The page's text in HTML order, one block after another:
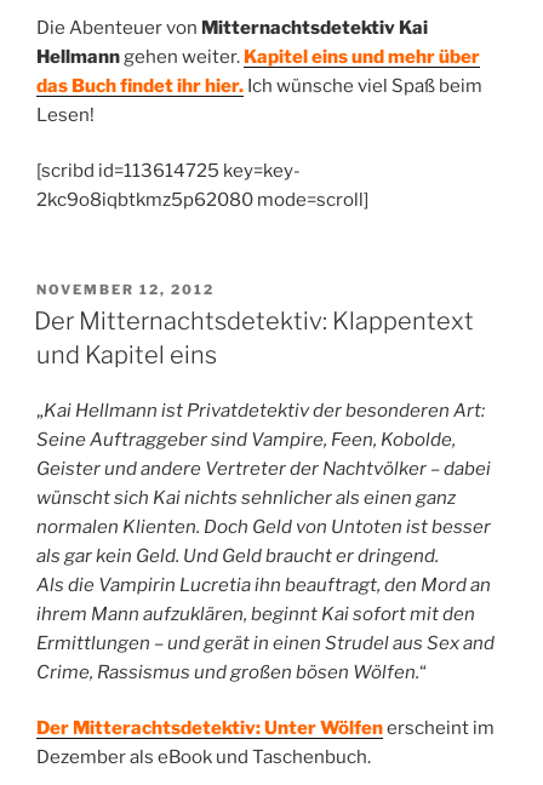
Die Abenteuer von Mitternachtsdetektiv Kai
Hellmanngehen weiter. Kapitel eins und mehr über
das Buch findet ihr hier. Ich wünsche viel Spaß beim
Lesen!
[scribd id=113614725 key=key-
2kc9o8iqbtkmz5p62080 mode=scroll]
VERÖFFENTLICHT
AM
NOVEMBER 12, 2012
Der Mitternachtsdetektiv: Klappentext
und Kapitel eins
„Kai Hellmann ist Privatdetektiv der besonderen Art:
Seine Auftraggeber sind Vampire, Feen, Kobolde,
Geister und andere Vertreter der Nachtvölker – dabei
wünscht sich Kai nichts sehnlicher als einen ganz
normalen Klienten. Doch Geld von Untoten ist besser
als gar kein Geld. Und Geld braucht er dringend.
Als die Vampirin Lucretia ihn beauftragt, den Mord an
ihrem Mann aufzuklären, beginnt Kai sofort mit den
Ermittlungen – und gerät in einen Strudel aus Sex and
Crime, Rassismus und großen bösen Wölfen.“
Der Mitterachtsdetektiv: Unter Wölfenerscheint im
Dezember als eBook und Taschenbuch.